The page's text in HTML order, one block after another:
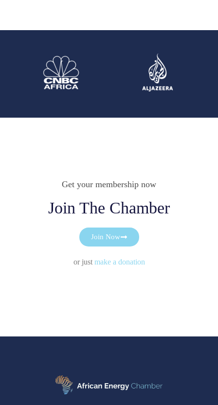
Get your membership now
Join The Chamber
Join Now
or just make a donation